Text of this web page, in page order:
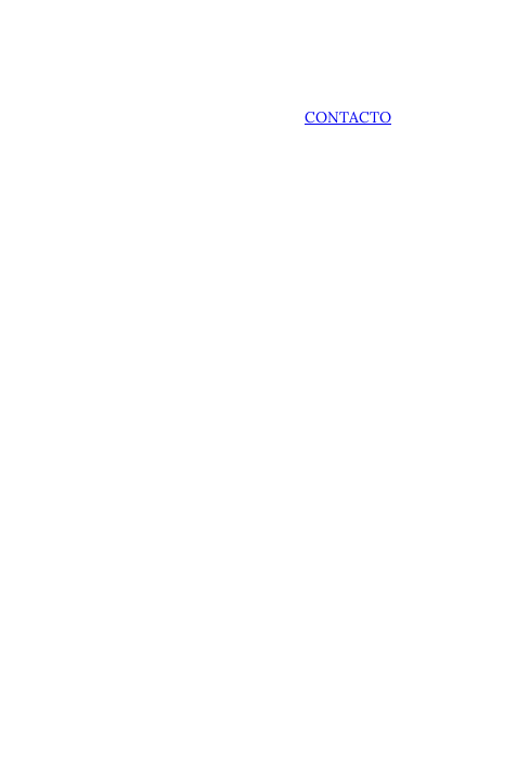
CONTACTO